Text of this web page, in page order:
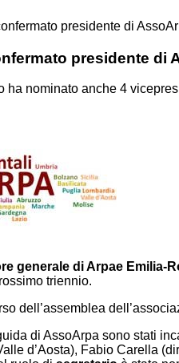
presidente di
presidente di
ha nominato anche 4
generale di Arpae Emilia-
triennio.
dell’assemblea
di AssoArpa sono stati
d’Aosta), Fabio Carella